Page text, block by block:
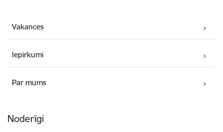
Vakances
Iepirkumi
Par mums
Noderīgi